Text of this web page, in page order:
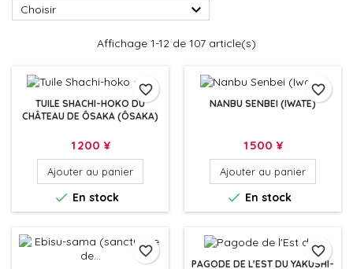
Choisir 
Affichage 1-12 de 107 article(s)
TUILE SHACHI-HOKO DU
CHÂTEAU DE ÔSAKA (ÔSAKA)
Prix
1 200 ¥
Ajouter au panier
 En stock
favorite_border
NANBU SENBEI (IWATE)
Prix
1 500 ¥
Ajouter au panier
 En stock
favorite_border
favorite_border
PAGODE DE L'EST DU YAKUSHI-
favorite_border